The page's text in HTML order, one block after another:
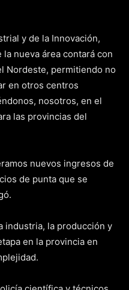
y de la Innovación,
nueva área contará con
Nordeste, permitiendo no
en otros centros
nosotros, en el
las provincias del
nuevos ingresos de
de punta que se
industria, la producción y
en la provincia en